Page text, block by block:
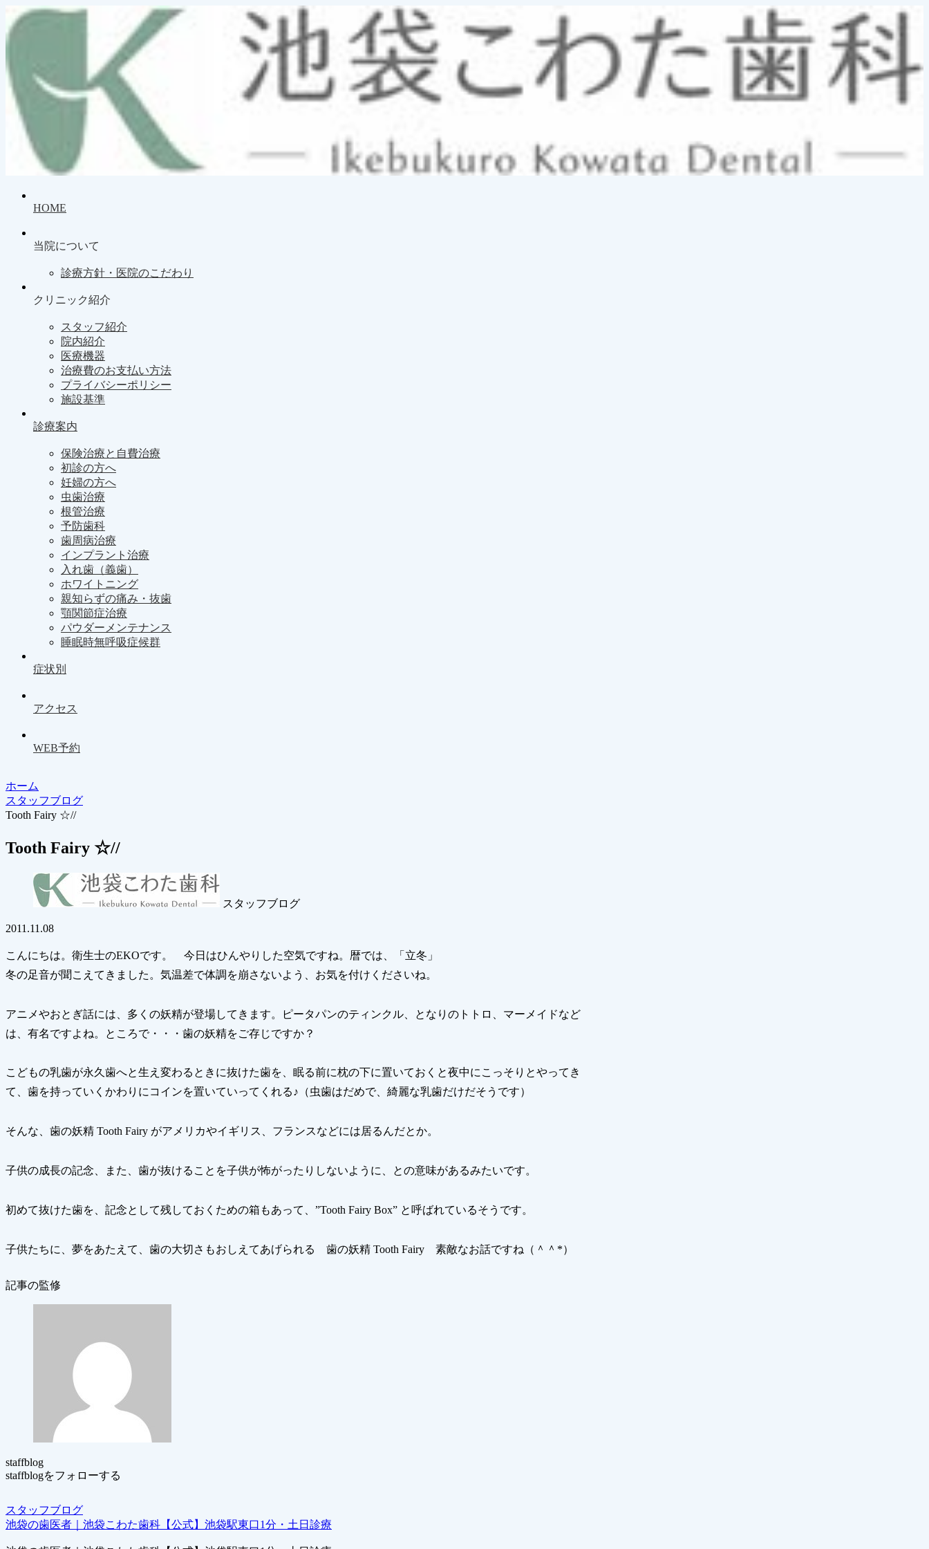
HOME
当院について
診療方針・医院のこだわり
クリニック紹介
スタッフ紹介
院内紹介
医療機器
治療費のお支払い方法
プライバシーポリシー
施設基準
診療案内
保険治療と自費治療
初診の方へ
妊婦の方へ
虫歯治療
根管治療
予防歯科
歯周病治療
インプラント治療
入れ歯（義歯）
ホワイトニング
親知らずの痛み・抜歯
顎関節症治療
パウダーメンテナンス
睡眠時無呼吸症候群
症状別
アクセス
WEB予約
ホーム
スタッフブログ
Tooth Fairy ☆//
Tooth Fairy ☆//
スタッフブログ
2011.11.08
こんにちは。衛生士のEKOです。 今日はひんやりした空気ですね。暦では、「立冬」
冬の足音が聞こえてきました。気温差で体調を崩さないよう、お気を付けくださいね。
アニメやおとぎ話には、多くの妖精が登場してきます。ピータパンのティンクル、となりのトトロ、マーメイドなど
は、有名ですよね。ところで・・・歯の妖精をご存じですか？
こどもの乳歯が永久歯へと生え変わるときに抜けた歯を、眠る前に枕の下に置いておくと夜中にこっそりとやってき
て、歯を持っていくかわりにコインを置いていってくれる♪（虫歯はだめで、綺麗な乳歯だけだそうです）
そんな、歯の妖精 Tooth Fairy がアメリカやイギリス、フランスなどには居るんだとか。
子供の成長の記念、また、歯が抜けることを子供が怖がったりしないように、との意味があるみたいです。
初めて抜けた歯を、記念として残しておくための箱もあって、”Tooth Fairy Box” と呼ばれているそうです。
子供たちに、夢をあたえて、歯の大切さもおしえてあげられる 歯の妖精 Tooth Fairy 素敵なお話ですね（＾＾*）
記事の監修
staffblog
staffblogをフォローする
スタッフブログ
池袋の歯医者｜池袋こわた歯科【公式】池袋駅東口1分・土日診療